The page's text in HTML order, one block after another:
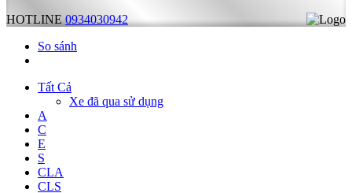
HOTLINE 0934030942
So sánh
Tất Cả
Xe đã qua sử dụng
A
C
E
S
CLA
CLS